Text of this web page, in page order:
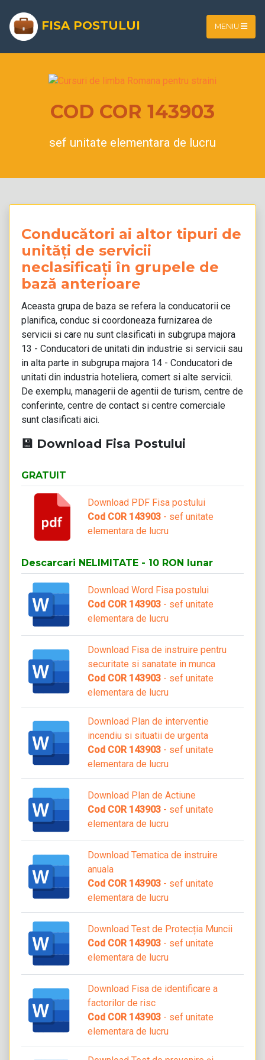
FISA POSTULUI MENIU
COD COR 143903
sef unitate elementara de lucru
Conducători ai altor tipuri de
unități de servicii
neclasificați în grupele de
bază anterioare
Aceasta grupa de baza se refera la conducatorii ce
planifica, conduc si coordoneaza furnizarea de
servicii si care nu sunt clasificati in subgrupa majora
13 - Conducatori de unitati din industrie si servicii sau
in alta parte in subgrupa majora 14 - Conducatori de
unitati din industria hoteliera, comert si alte servicii.
De exemplu, managerii de agentii de turism, centre de
conferinte, centre de contact si centre comerciale
sunt clasificati aici.
💾 Download Fisa Postului
GRATUIT
Download PDF Fisa postului
Cod COR 143903 - sef unitate
elementara de lucru
Descarcari NELIMITATE - 10 RON lunar
Download Word Fisa postului
Cod COR 143903 - sef unitate
elementara de lucru
Download Fisa de instruire pentru
securitate si sanatate in munca
Cod COR 143903 - sef unitate
elementara de lucru
Download Plan de interventie
incendiu si situatii de urgenta
Cod COR 143903 - sef unitate
elementara de lucru
Download Plan de Actiune
Cod COR 143903 - sef unitate
elementara de lucru
Download Tematica de instruire
anuala
Cod COR 143903 - sef unitate
elementara de lucru
Download Test de Protecția Muncii
Cod COR 143903 - sef unitate
elementara de lucru
Download Fisa de identificare a
factorilor de risc
Cod COR 143903 - sef unitate
elementara de lucru